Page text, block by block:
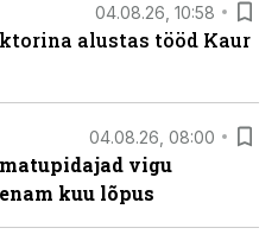
04.08.26, 10:58
alustas tööd Kaur
04.08.26, 08:00
vigu
kuu lõpus